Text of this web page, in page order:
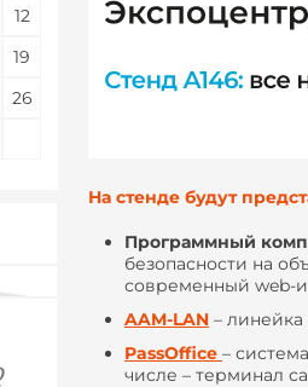
12
19
26
На стенде будут
Программный
безопасности на
современный web-
AAM-LAN –
PassOffice –
числе – терминал